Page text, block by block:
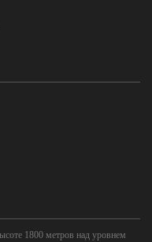
1800 метров над уровнем